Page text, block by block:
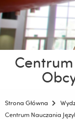
Strona Główna
Centrum Nauczania